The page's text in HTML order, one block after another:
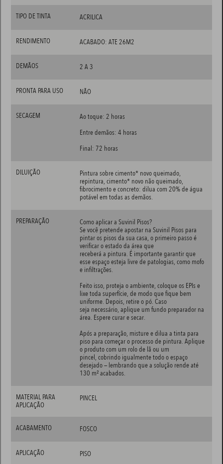
TIPO DE TINTA ACRILICA
RENDIMENTO ACABADO: ATE 26M2
DEMÃOS 2 A 3
PRONTA PARA USO NÃO
SECAGEM
Ao toque: 2 horas
Entre demãos: 4 horas
Final: 72 horas
DILUIÇÃO
Pintura sobre cimento* novo queimado,
repintura, cimento* novo não queimado,
fibrocimento e concreto: dilua com 20% de água
potável em todas as demãos.
PREPARAÇÃO
Como aplicar a Suvinil Pisos?
Se você pretende apostar na Suvinil Pisos para
pintar os pisos da sua casa, o primeiro passo é
verificar o estado da área que
receberá a pintura. É importante garantir que
esse espaço esteja livre de patologias, como mofo
e infiltrações.
Feito isso, proteja o ambiente, coloque os EPIs e
lixe toda superfície, de modo que fique bem
uniforme. Depois, retire o pó. Caso
seja necessário, aplique um fundo preparador na
área. Espere curar e secar.
Após a preparação, misture e dilua a tinta para
piso para começar o processo de pintura. Aplique
o produto com um rolo de lã ou um
pincel, cobrindo igualmente todo o espaço
desejado — lembrando que a solução rende até
130 m² acabados.
MATERIAL PARA
APLICAÇÃO
PINCEL
ACABAMENTO FOSCO
APLICAÇÃO PISO